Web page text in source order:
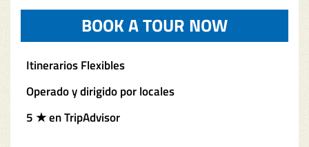
BOOK A TOUR NOW
Itinerarios Flexibles
Operado y dirigido por locales
5 ★ en TripAdvisor